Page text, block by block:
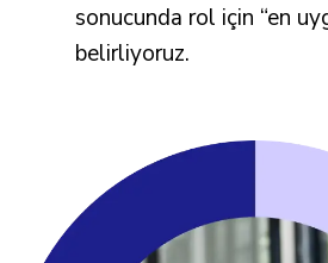
sonucunda rol için “en
belirliyoruz.